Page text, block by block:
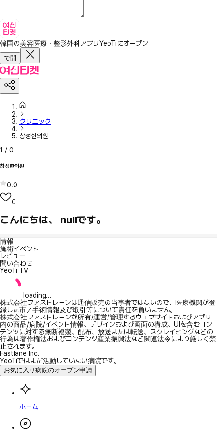
韓国の美容医療・整形外科アプリYeoTiにオープン
で開
クリニック
창성한의원
1 / 0
창성한의원
0.0
0
こんにちは、 nullです。
情報
施術イベント
レビュー
問い合わせ
YeoTi TV
loading...
株式会社ファストレーンは通信販売の当事者ではないので、医療機関が登
録した市／手術情報及び取引等について責任を負いません。
株式会社ファストレーンが所有/運営/管理するウェブサイトおよびアプリ
内の商品/病院/イベント情報、デザインおよび画面の構成、UIを含むコン
テンツに対する無断複製、配布、放送または転送、スクレイピングなどの
行為は著作権法およびコンテンツ産業振興法など関連法令により厳しく禁
止されます。
Fastlane Inc.
YeoTiではまだ活動していない病院です。
お気に入り病院のオープン申請
ホーム